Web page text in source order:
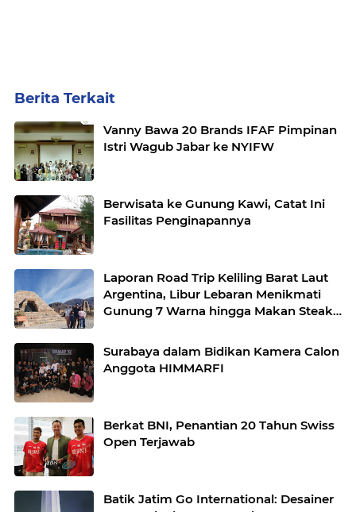
Berita Terkait
Vanny Bawa 20 Brands IFAF Pimpinan
Istri Wagub Jabar ke NYIFW
Berwisata ke Gunung Kawi, Catat Ini
Fasilitas Penginapannya
Laporan Road Trip Keliling Barat Laut
Argentina, Libur Lebaran Menikmati
Gunung 7 Warna hingga Makan Steak
Surabaya dalam Bidikan Kamera Calon
Anggota HIMMARFI
Berkat BNI, Penantian 20 Tahun Swiss
Open Terjawab
Batik Jatim Go International: Desainer